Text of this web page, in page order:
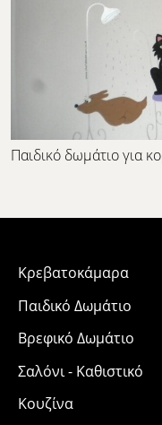
Παιδικό δωμάτιο για
Κρεβατοκάμαρα
Παιδικό Δωμάτιο
Βρεφικό Δωμάτιο
Σαλόνι - Καθιστικό
Κουζίνα